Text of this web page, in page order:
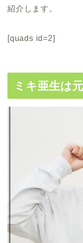
紹介します。
[quads id=2]
ミキ亜生は